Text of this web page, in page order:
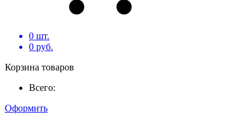
0 шт.
0 руб.
Корзина товаров
Всего:
Оформить